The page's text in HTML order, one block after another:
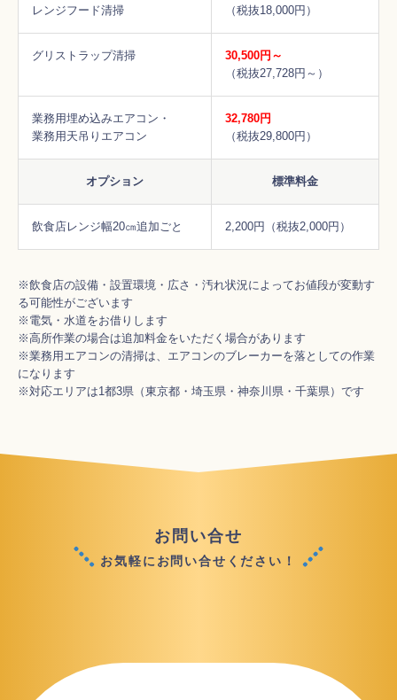
レンジフード清掃
（税抜18,000円）
グリストラップ清掃
30,500円～
（税抜27,728円～）
業務用埋め込みエアコン・
業務用天吊りエアコン
32,780円
（税抜29,800円）
オプション 標準料金
飲食店レンジ幅20㎝追加ごと 2,200円（税抜2,000円）
※飲食店の設備・設置環境・広さ・汚れ状況によってお値段が変動す
る可能性がございます
※電気・水道をお借りします
※高所作業の場合は追加料金をいただく場合があります
※業務用エアコンの清掃は、エアコンのブレーカーを落としての作業
になります
※対応エリアは1都3県（東京都・埼玉県・神奈川県・千葉県）です
お問い合せ
お気軽にお問い合せください！